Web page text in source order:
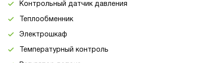
Контрольный датчик давления
Теплообменник
Электрошкаф
Температурный контроль